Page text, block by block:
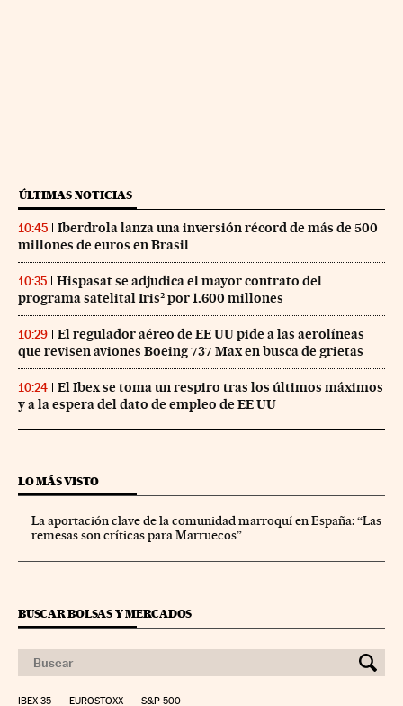
ÚLTIMAS NOTICIAS
10:45
Iberdrola lanza una inversión récord de más de 500
millones de euros en Brasil
10:35
Hispasat se adjudica el mayor contrato del
programa satelital Iris² por 1.600 millones
10:29
El regulador aéreo de EE UU pide a las aerolíneas
que revisen aviones Boeing 737 Max en busca de grietas
10:24
El Ibex se toma un respiro tras los últimos máximos
y a la espera del dato de empleo de EE UU
LO MÁS VISTO
La aportación clave de la comunidad marroquí en España: “Las
remesas son críticas para Marruecos”
BUSCAR BOLSAS Y MERCADOS
IBEX 35 EUROSTOXX S&P 500